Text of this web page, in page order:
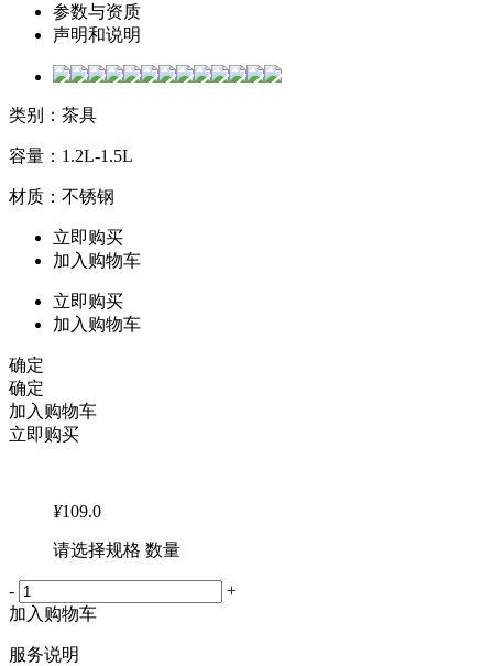
参数与资质
声明和说明
类别：茶具
容量：1.2L-1.5L
材质：不锈钢
立即购买
加入购物车
立即购买
加入购物车
确定
确定
加入购物车
立即购买
¥109.0
请选择规格 数量
-
+
加入购物车
服务说明